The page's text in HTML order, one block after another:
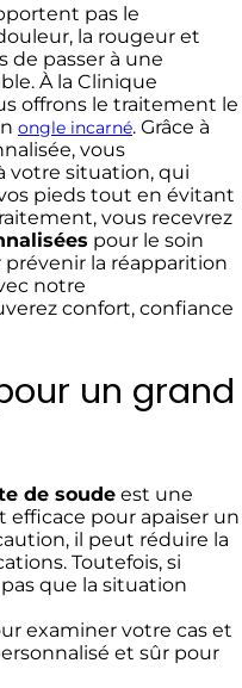
pas le
la rougeur et
de passer à une
À la Clinique
offrons le traitement le
ongle incarné. Grâce à
vous
votre situation, qui
pieds tout en évitant
vous recevrez
pour le soin
la réapparition
notre
confort, confiance
un grand
de soude est une
efficace pour apaiser un
il peut réduire la
Toutefois, si
que la situation
examiner votre cas et
et sûr pour